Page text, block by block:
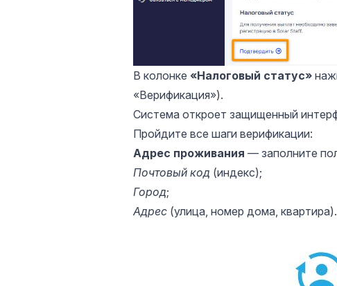
В колонке «Налоговый статус»
«Верификация»).
Система откроет защищенный
Пройдите все шаги верификации:
Адрес проживания — заполните
Почтовый код (индекс);
Город;
Адрес (улица, номер дома, квартира).